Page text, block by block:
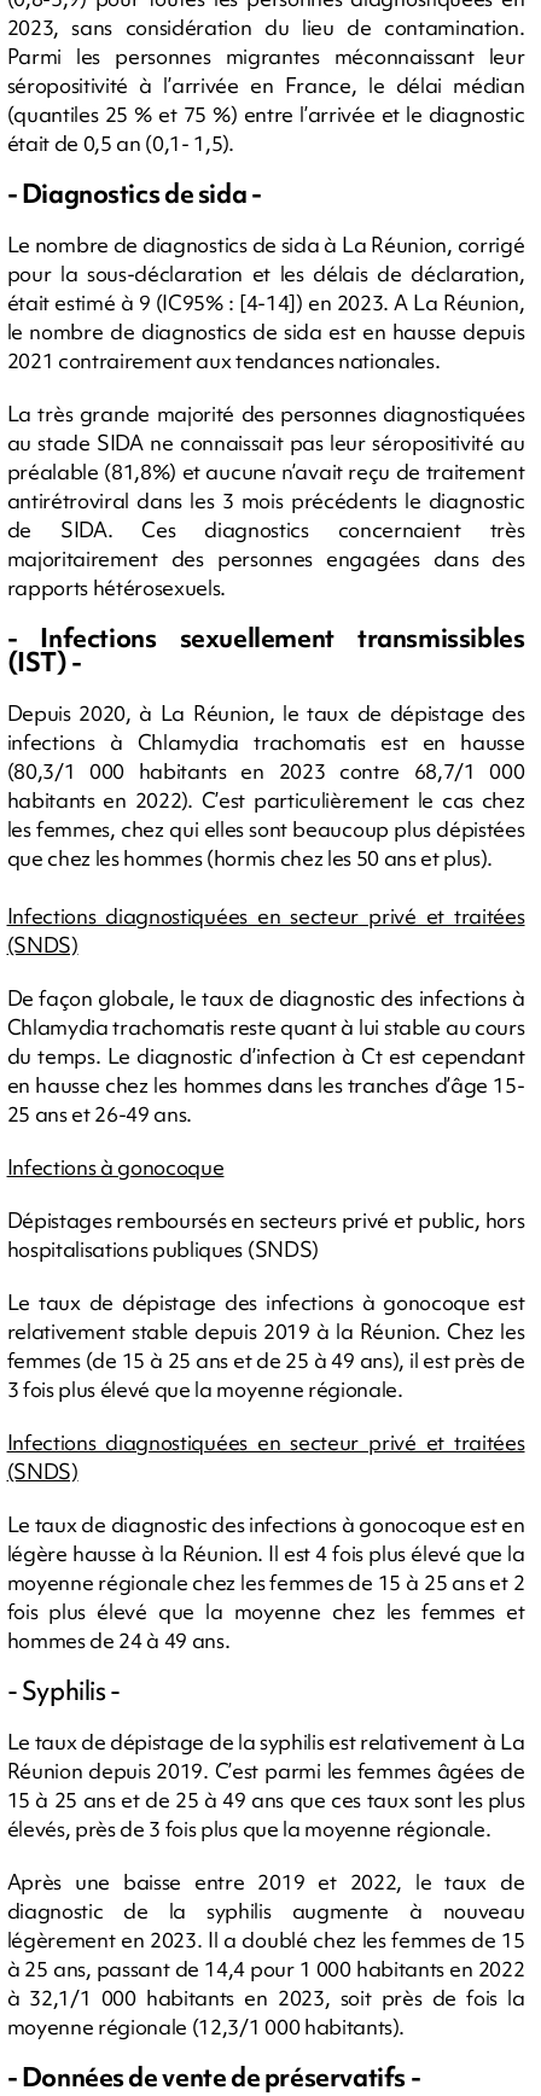
2023, sans considération du lieu de contamination.
Parmi les personnes migrantes méconnaissant leur
séropositivité à l’arrivée en France, le délai médian
(quantiles 25 % et 75 %) entre l’arrivée et le diagnostic
était de 0,5 an (0,1- 1,5).
- Diagnostics de sida -
Le nombre de diagnostics de sida à La Réunion, corrigé
pour la sous-déclaration et les délais de déclaration,
était estimé à 9 (IC95% : [4-14]) en 2023. A La Réunion,
le nombre de diagnostics de sida est en hausse depuis
2021 contrairement aux tendances nationales.
La très grande majorité des personnes diagnostiquées
au stade SIDA ne connaissait pas leur séropositivité au
préalable (81,8%) et aucune n’avait reçu de traitement
antirétroviral dans les 3 mois précédents le diagnostic
de SIDA. Ces diagnostics concernaient très
majoritairement des personnes engagées dans des
rapports hétérosexuels.
- Infections sexuellement transmissibles
(IST) -
Depuis 2020, à La Réunion, le taux de dépistage des
infections à Chlamydia trachomatis est en hausse
(80,3/1 000 habitants en 2023 contre 68,7/1 000
habitants en 2022). C’est particulièrement le cas chez
les femmes, chez qui elles sont beaucoup plus dépistées
que chez les hommes (hormis chez les 50 ans et plus).
Infections diagnostiquées en secteur privé et traitées
(SNDS)
De façon globale, le taux de diagnostic des infections à
Chlamydia trachomatis reste quant à lui stable au cours
du temps. Le diagnostic d’infection à Ct est cependant
en hausse chez les hommes dans les tranches d’âge 15-
25 ans et 26-49 ans.
Infections à gonocoque
Dépistages remboursés en secteurs privé et public, hors
hospitalisations publiques (SNDS)
Le taux de dépistage des infections à gonocoque est
relativement stable depuis 2019 à la Réunion. Chez les
femmes (de 15 à 25 ans et de 25 à 49 ans), il est près de
3 fois plus élevé que la moyenne régionale.
Infections diagnostiquées en secteur privé et traitées
(SNDS)
Le taux de diagnostic des infections à gonocoque est en
légère hausse à la Réunion. Il est 4 fois plus élevé que la
moyenne régionale chez les femmes de 15 à 25 ans et 2
fois plus élevé que la moyenne chez les femmes et
hommes de 24 à 49 ans.
- Syphilis -
Le taux de dépistage de la syphilis est relativement à La
Réunion depuis 2019. C’est parmi les femmes âgées de
15 à 25 ans et de 25 à 49 ans que ces taux sont les plus
élevés, près de 3 fois plus que la moyenne régionale.
Après une baisse entre 2019 et 2022, le taux de
diagnostic de la syphilis augmente à nouveau
légèrement en 2023. Il a doublé chez les femmes de 15
à 25 ans, passant de 14,4 pour 1 000 habitants en 2022
à 32,1/1 000 habitants en 2023, soit près de fois la
moyenne régionale (12,3/1 000 habitants).
- Données de vente de préservatifs -